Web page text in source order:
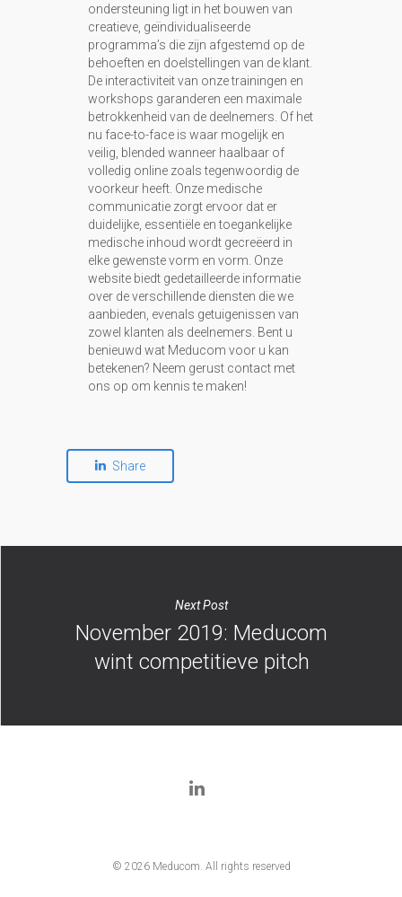
ondersteuning ligt in het bouwen van
creatieve, geïndividualiseerde
programma’s die zijn afgestemd op de
behoeften en doelstellingen van de klant.
De interactiviteit van onze trainingen en
workshops garanderen een maximale
betrokkenheid van de deelnemers. Of het
nu face-to-face is waar mogelijk en
veilig, blended wanneer haalbaar of
volledig online zoals tegenwoordig de
voorkeur heeft. Onze medische
communicatie zorgt ervoor dat er
duidelijke, essentiële en toegankelijke
medische inhoud wordt gecreëerd in
elke gewenste vorm en vorm. Onze
website biedt gedetailleerde informatie
over de verschillende diensten die we
aanbieden, evenals getuigenissen van
zowel klanten als deelnemers. Bent u
benieuwd wat Meducom voor u kan
betekenen? Neem gerust contact met
ons op om kennis te maken!
Share
Next Post
November 2019: Meducom
wint competitieve pitch
© 2026 Meducom. All rights reserved